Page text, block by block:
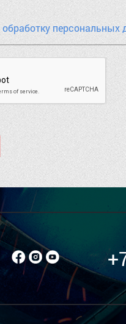
обработку персональных